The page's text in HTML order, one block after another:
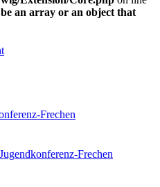
an array or an object that
Frechen
Frechen